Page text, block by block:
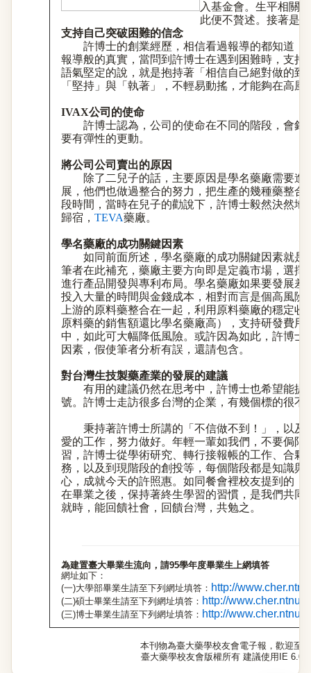
入基金會。生平相關
此便不贅述。接著是
支持自己突破困難的信念
許博士的創業經歷，相信看過報導的都知道
報導般的真實，當問到許博士在遇到困難時，支
語氣堅定的說，就是抱持著「相信自己絕對做的到
「堅持」與「執著」，不輕易動搖，才能夠在高
IVAX公司的使命
許博士認為，公司的使命在不同的階段，會
要有彈性的更動。
將公司公司賣出的原因
除了二兒子的話，主要原因是學名藥廠需要
展，他們也做過整合的努力，把生產的幾種藥整
段時間，當時在兒子的勸說下，許博士毅然決然地
歸宿， TEVA藥廠。
學名藥廠的成功關鍵因素
如同前面所述，學名藥廠的成功關鍵因素就
筆者在此補充，藥廠主要方向即是定義市場，選
進行產品開發與專利布局。學名藥廠如果要發展
投入大量的時間與金錢成本，相對而言是個高風
上游的原料藥整合在一起，利用原料藥廠的穩定
原料藥的銷售額還比學名藥廠高），支持研發費
中，如此可大幅降低風險。或許因為如此，許博
因素，假使筆者分析有誤，還請包含。
對台灣生技製藥產業的發展的建議
有用的建議仍然在思考中，許博士也希望能提
號。許博士走訪很多台灣的企業，有幾個標的很不
秉持著許博士所講的「不信做不到！」，以
愛的工作，努力做好。年輕一輩如我們，不要侷限
習，許博士從學術研究、轉行接報帳的工作、合
務，以及到現階段的創投等，每個階段都是知識與
心，成就今天的許照惠。如同餐會裡校友提到的
在畢業之後，保持著終生學習的習慣，是我們共
就時，能回饋社會，回饋台灣，共勉之。
為建置臺大畢業生流向，請95學年度畢業生上網填答
網址如下：
(一)大學部畢業生請至下列網址填答： http://
(二)碩士畢業生請至下列網址填答： http://
(三)博士畢業生請至下列網址填答： http://
本刊物為臺大藥學校友會電子報，歡迎至
臺大藥學校友會版權所有 建議使用IE 6.0